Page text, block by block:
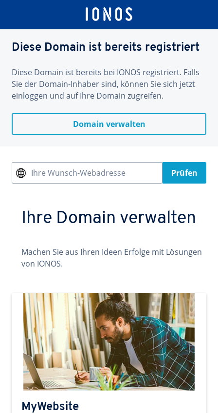
Diese Domain ist bereits registriert
Diese Domain ist bereits bei IONOS registriert. Falls
Sie der Domain-Inhaber sind, können Sie sich jetzt
einloggen und auf Ihre Domain zugreifen.
Domain verwalten
Ihre Wunsch-Webadresse Prüfen
Ihre Domain verwalten
Machen Sie aus Ihren Ideen Erfolge mit Lösungen
von IONOS.
MyWebsite